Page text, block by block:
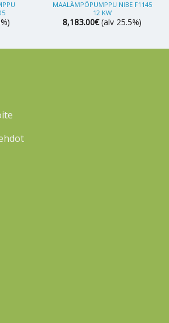
MAALÄMPÖPUMPPU NIBE F1145
12 KW
8,183.00€ (alv 25.5%)